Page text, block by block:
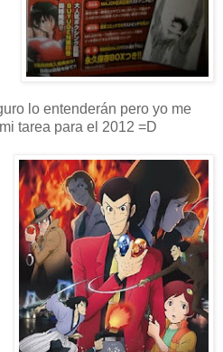
lo entenderán pero yo me
tarea para el 2012 =D